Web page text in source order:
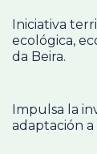
Iniciativa
ecológica,
da Beira.
Impulsa la
adaptación